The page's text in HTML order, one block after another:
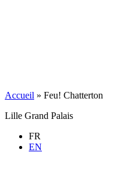
Accueil » Feu! Chatterton
Lille Grand Palais
FR
EN